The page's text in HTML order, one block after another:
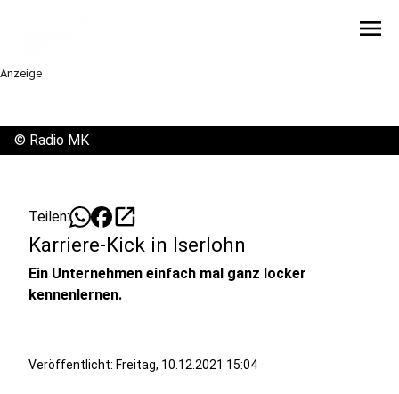
menu
Anzeige
© Radio MK
Teilen: open_in_new
Karriere-Kick in Iserlohn
Ein Unternehmen einfach mal ganz locker
kennenlernen.
Veröffentlicht: Freitag, 10.12.2021 15:04